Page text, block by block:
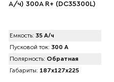
А/ч) 300A R+ (DC35300L)
Емкость: 35 А/ч
Пусковой ток: 300 А
Полярность: Обратная
Габариты: 187x127x225